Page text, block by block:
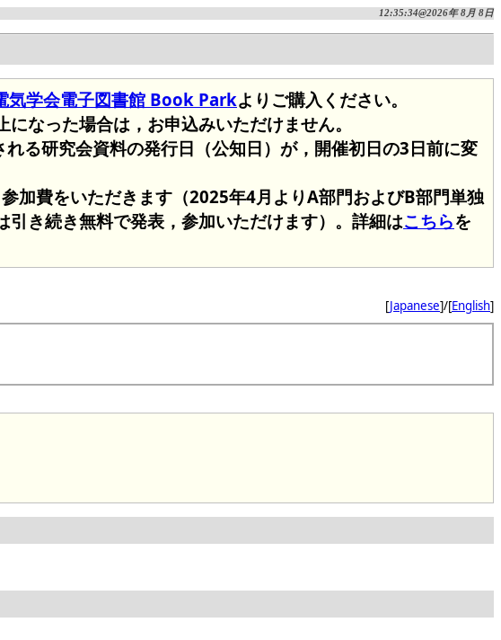
12:35:34@2026年 8月 8日
気学会電子図書館 Book Parkよりご購入ください。
なった場合は，お申込みいただけません。
る研究会資料の発行日（公知日）が，開催初日の3日前に変
加費をいただきます（2025年4月よりA部門およびB部門単独
き続き無料で発表，参加いただけます）。詳細はこちらを
[Japanese]/[English]